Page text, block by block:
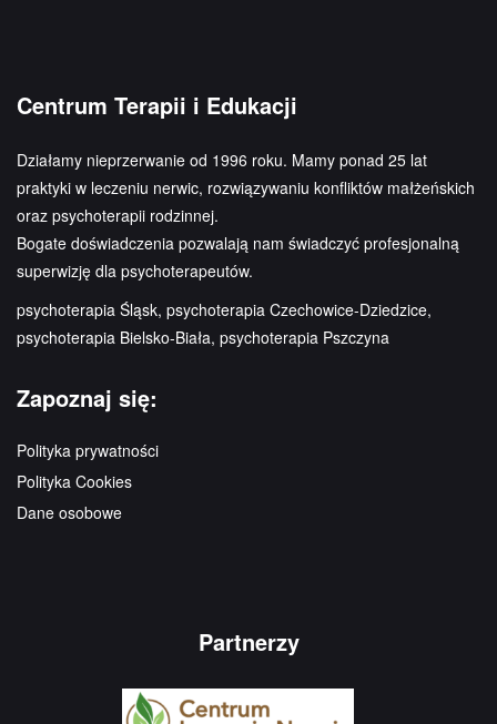
Centrum Terapii i Edukacji
Działamy nieprzerwanie od 1996 roku. Mamy ponad 25 lat
praktyki w leczeniu nerwic, rozwiązywaniu konfliktów małżeńskich
oraz psychoterapii rodzinnej.
Bogate doświadczenia pozwalają nam świadczyć profesjonalną
superwizję dla psychoterapeutów.
psychoterapia Śląsk, psychoterapia Czechowice-Dziedzice,
psychoterapia Bielsko-Biała, psychoterapia Pszczyna
Zapoznaj się:
Polityka prywatności
Polityka Cookies
Dane osobowe
Partnerzy